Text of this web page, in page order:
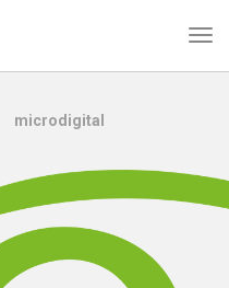
microdigital